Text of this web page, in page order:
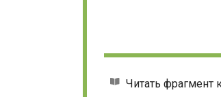
Читать фрагмент